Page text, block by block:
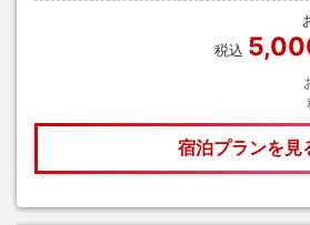
税込
宿泊プランを見